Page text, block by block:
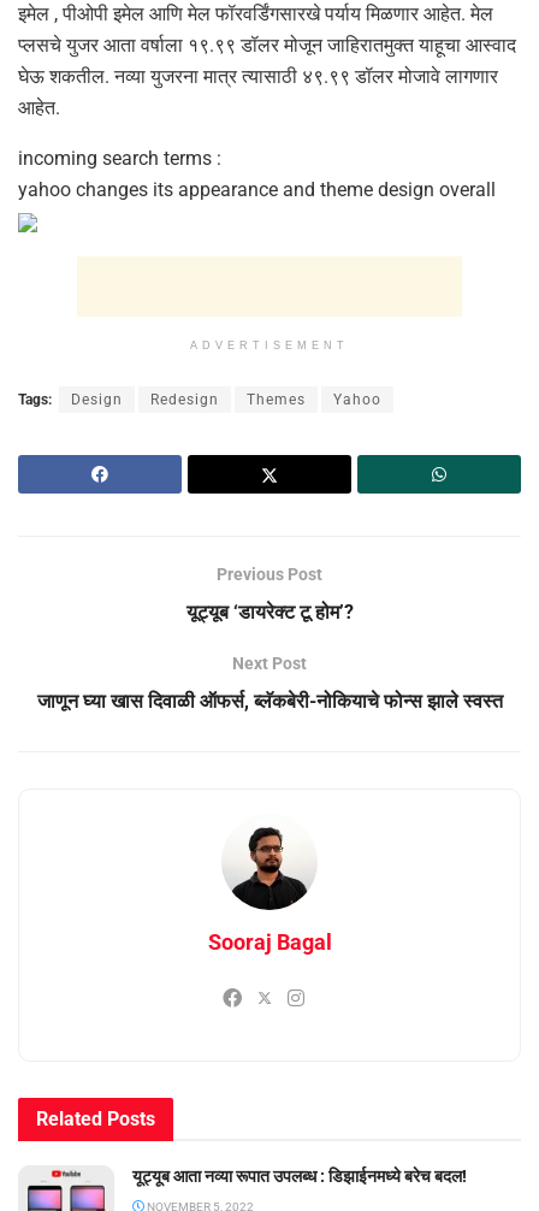
इमेल , पीओपी इमेल आणि मेल फॉरवर्डिंगसारखे पर्याय मिळणार आहेत. मेल
प्लसचे युजर आता वर्षाला १९.९९ डॉलर मोजून जाहिरातमुक्त याहूचा आस्वाद
घेऊ शकतील. नव्या युजरना मात्र त्यासाठी ४९.९९ डॉलर मोजावे लागणार
आहेत.
incoming search terms :
yahoo changes its appearance and theme design overall
ADVERTISEMENT
Tags: Design Redesign Themes Yahoo
Previous Post
यूट्यूब ‘डायरेक्ट टू होम’?
Next Post
जाणून घ्‍या खास दिवाळी ऑफर्स, ब्‍लॅकबेरी-नोकियाचे फोन्‍स झाले स्‍वस्‍त
Sooraj Bagal
Related Posts
यूट्यूब आता नव्या रूपात उपलब्ध : डिझाईनमध्ये बरेच बदल!
NOVEMBER 5, 2022